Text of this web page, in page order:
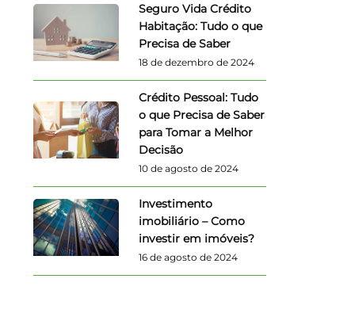
Seguro Vida Crédito
Habitação: Tudo o que
Precisa de Saber
18 de dezembro de 2024
Crédito Pessoal: Tudo
o que Precisa de Saber
para Tomar a Melhor
Decisão
10 de agosto de 2024
Investimento
imobiliário – Como
investir em imóveis?
16 de agosto de 2024